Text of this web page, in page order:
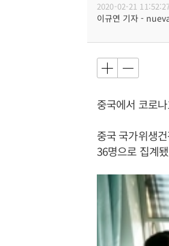
2020-02-21
이규연 기자 -
중국에서 코로
중국 국가위생
36명으로 집계